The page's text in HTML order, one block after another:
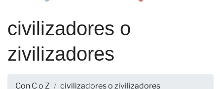
civilizadores o
zivilizadores
Con C o Z civilizadores o zivilizadores